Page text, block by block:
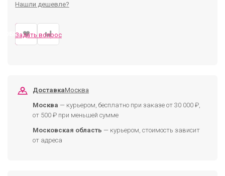
Нашли дешевле?
ЗАМЕНУ
Задать вопрос
ДоставкаМосква
Москва — курьером, бесплатно при заказе от 30 000 ₽,
от 500 ₽ при меньшей сумме
Московская область — курьером, стоимость зависит
от адреса